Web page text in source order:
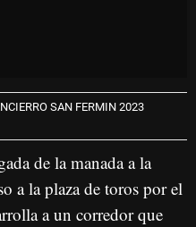
SAN FERMIN 2023
de la manada a la
a la plaza de toros por el
a un corredor que